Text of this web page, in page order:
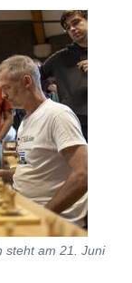
steht am 21. Juni